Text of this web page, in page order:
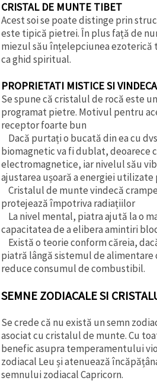
CRISTAL DE MUNTE TIBET
Acest soi se poate distinge prin
este tipică pietrei. În plus față de
miezul său înțelepciunea ezoterică
ca ghid spiritual.
PROPRIETATI MISTICE SI
Se spune că cristalul de rocă este
programat pietre. Motivul pentru
receptor foarte bun
Dacă purtați o bucată din ea cu
biomagnetic va fi dublat, deoarece
electromagnetice, iar nivelul său
ajustarea ușoară a energiei
Cristalul de munte vindecă
protejează împotriva radiațiilor
La nivel mental, piatra ajută la o
capacitatea de a elibera amintiri
Există o teorie conform căreia,
piatră lângă sistemul de alimentare
reduce consumul de combustibil.
SEMNE ZODIACALE SI
Se crede că nu există un semn
asociat cu cristalul de munte. Cu
benefic asupra temperamentului
zodiacal Leu și atenuează
semnului zodiacal Capricorn.